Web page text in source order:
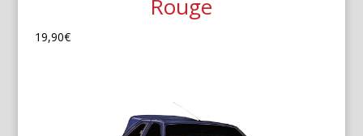
Rouge
19,90€